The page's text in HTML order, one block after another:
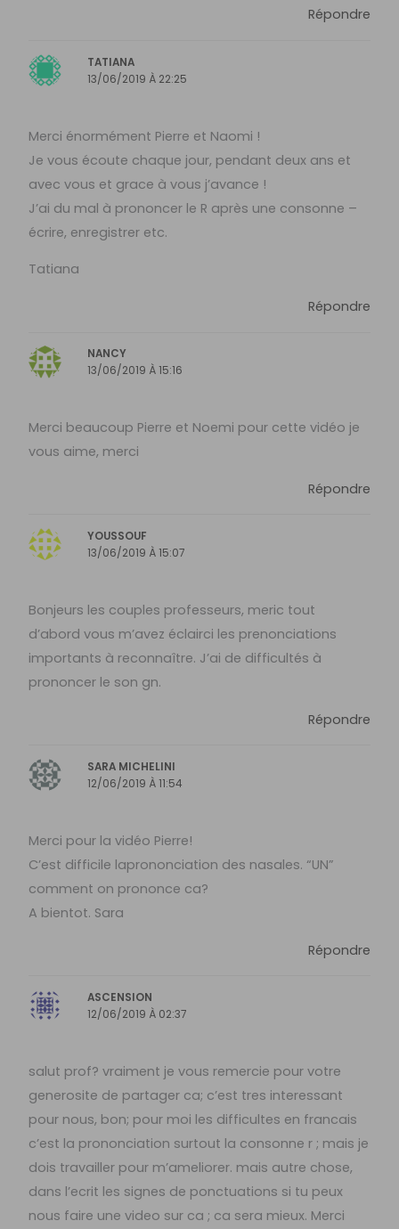
Répondre
TATIANA
13/06/2019 À 22:25
Merci énormément Pierre et Naomi !
Je vous écoute chaque jour, pendant deux ans et
avec vous et grace à vous j’avance !
J’ai du mal à prononcer le R après une consonne –
écrire, enregistrer etc.
Tatiana
Répondre
NANCY
13/06/2019 À 15:16
Merci beaucoup Pierre et Noemi pour cette vidéo je
vous aime, merci
Répondre
YOUSSOUF
13/06/2019 À 15:07
Bonjeurs les couples professeurs, meric tout
d’abord vous m’avez éclairci les prenonciations
importants à reconnaître. J’ai de difficultés à
prononcer le son gn.
Répondre
SARA MICHELINI
12/06/2019 À 11:54
Merci pour la vidéo Pierre!
C’est difficile laprononciation des nasales. “UN”
comment on prononce ca?
A bientot. Sara
Répondre
ASCENSION
12/06/2019 À 02:37
salut prof? vraiment je vous remercie pour votre
generosite de partager ca; c’est tres interessant
pour nous, bon; pour moi les difficultes en francais
c’est la prononciation surtout la consonne r ; mais je
dois travailler pour m’ameliorer. mais autre chose,
dans l’ecrit les signes de ponctuations si tu peux
nous faire une video sur ca ; ca sera mieux. Merci